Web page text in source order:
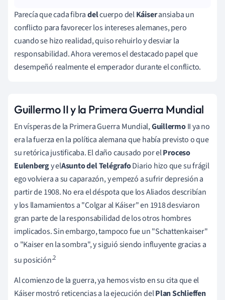
Parecía que cada fibradelcuerpo delKáiseransiaba un
conflicto para favorecer los intereses alemanes, pero
cuando se hizo realidad, quiso rehuirlo y desviar la
responsabilidad. Ahora veremos el destacado papel que
desempeñó realmente el emperador durante el conflicto.
Guillermo II y la Primera Guerra Mundial
En vísperas de la Primera Guerra Mundial,GuillermoII ya no
era la fuerza en la política alemana que había previsto o que
su retórica justificaba. El daño causado por elProceso
Eulenbergy elAsunto del TelégrafoDiario hizo que su frágil
ego volviera a su caparazón, y empezó a sufrir depresión a
partir de 1908. No era el déspota que los Aliados describían
y los llamamientos a "Colgar al Káiser" en 1918 desviaron
gran parte de la responsabilidad de los otros hombres
implicados. Sin embargo, tampoco fue un "Schattenkaiser"
o "Kaiser en la sombra", y siguió siendo influyente gracias a
su posición.2
Al comienzo de la guerra, ya hemos visto en su cita que el
Káiser mostró reticencias a la ejecución delPlan Schlieffen